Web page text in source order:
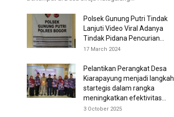
Polsek Gunung Putri Tindak
Lanjuti Video Viral Adanya
Tindak Pidana Pencurian...
17 March 2024
Pelantikan Perangkat Desa
Kiarapayung menjadi langkah
startegis dalam rangka
meningkatkan efektivitas...
3 October 2025